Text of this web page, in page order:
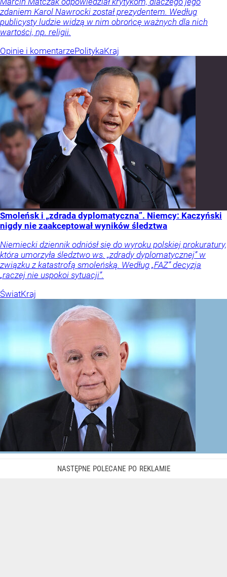
zdaniem Karol Nawrocki został prezydentem. Według
publicysty ludzie widzą w nim obrońcę ważnych dla nich
wartości, np. religii.
Opinie i komentarzePolitykaKraj
Smoleńsk i „zdrada dyplomatyczna”. Niemcy: Kaczyński
nigdy nie zaakceptował wyników śledztwa
Niemiecki dziennik odniósł się do wyroku polskiej prokuratury,
która umorzyła śledztwo ws. „zdrady dyplomatycznej” w
związku z katastrofą smoleńską. Według „FAZ” decyzja
„raczej nie uspokoi sytuacji”.
ŚwiatKraj